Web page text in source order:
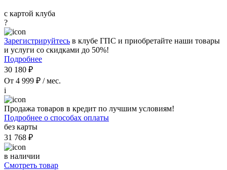
с картой клуба
?
Зарегистрируйтесь в клубе ГПС и приобретайте наши товары
и услуги со скидками до 50%!
Подробнее
30 180 ₽
От 4 999 ₽ / мес.
i
Продажа товаров в кредит по лучшим условиям!
Подробнее о способах оплаты
без карты
31 768 ₽
в наличии
Смотреть товар